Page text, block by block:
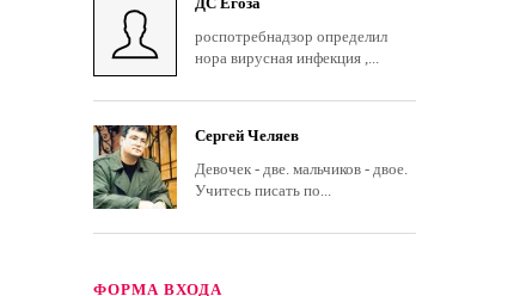
роспотребнадзор определил
нора вирусная инфекция ,...
Сергей Челяев
Девочек - две. мальчиков - двое.
Учитесь писать по...
ФОРМА ВХОДА